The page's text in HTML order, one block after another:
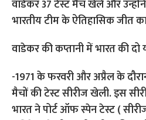
वाडेकर 37 टेस्ट मैच खेले और
भारतीय टीम के ऐतिहासिक जीत
वाडेकर की कप्तानी में भारत की दो
-1971 के फरवरी और अप्रैल के
मैचों की टेस्ट सीरीज खेली. इस
भारत ने पोर्ट ऑफ स्पेन टेस्ट (